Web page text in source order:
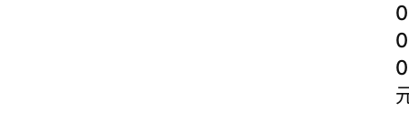
0
0
0